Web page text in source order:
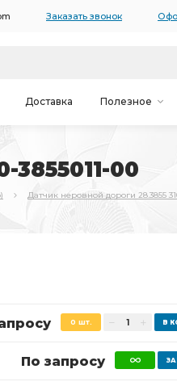
Заказать звонок
Доставка Полезное
3855011-00
Датчик неровной дороги 28.3855
0 шт.
По запросу